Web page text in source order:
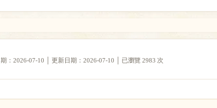
：2026-07-10 │ 更新日期：2026-07-10 │ 已瀏覽 2983 次